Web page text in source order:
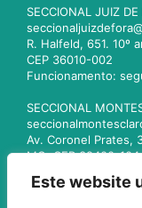
Este website
SECCIONAL JUIZ
R. Halfeld, 651. 10º
CEP 36010-002
Funcionamento:
SECCIONAL
Av. Coronel Prates,
MG. CEP 39400-104